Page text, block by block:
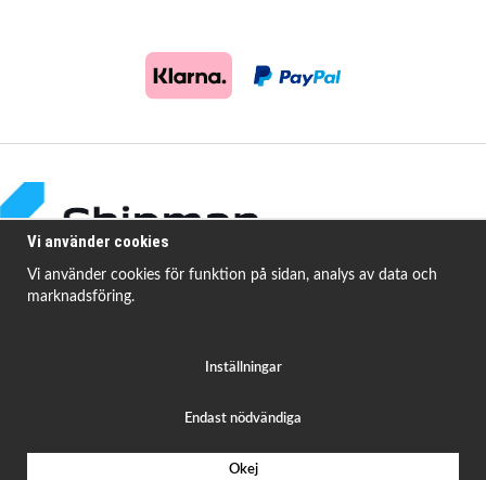
vanligt förekommande fordonsproblem.
Vi använder cookies
Vi använder cookies för funktion på sidan, analys av data och
marknadsföring.
Inställningar
Endast nödvändiga
Okej